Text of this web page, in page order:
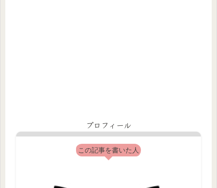
プロフィール
この記事を書いた人